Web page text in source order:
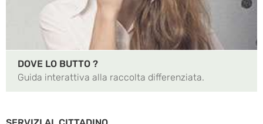
DOVE LO BUTTO ?
Guida interattiva alla raccolta differenziata.